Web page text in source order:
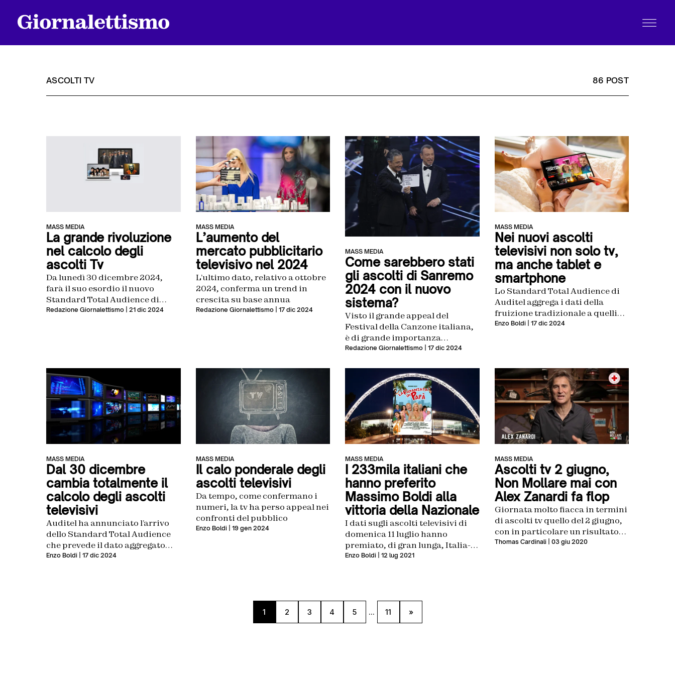
ASCOLTI TV 86 POST
MASS MEDIA
La grande rivoluzione
nel calcolo degli
ascolti Tv
Da lunedì 30 dicembre 2024,
farà il suo esordio il nuovo
Standard Total Audience di
Auditel. Nel dato aggregato
Redazione Giornalettismo | 21 dic 2024
MASS MEDIA
L’aumento del
mercato pubblicitario
televisivo nel 2024
L’ultimo dato, relativo a ottobre
2024, conferma un trend in
crescita su base annua
Redazione Giornalettismo| 17 dic 2024
MASS MEDIA
Come sarebbero stati
gli ascolti di Sanremo
2024 con il nuovo
sistema?
Visto il grande appeal del
Festival della Canzone italiana,
è di grande importanza
comprendere l’impatto del
di Auditel
Redazione Giornalettismo | 17 dic 2024
MASS MEDIA
Nei nuovi ascolti
televisivi non solo tv,
ma anche tablet e
smartphone
Lo Standard Total Audience di
Auditel aggrega i dati della
fruizione tradizionale a quelli
dei dispositivi connessi
Enzo Boldi| 17 dic 2024
MASS MEDIA
Dal 30 dicembre
cambia totalmente il
calcolo degli ascolti
televisivi
Auditel ha annunciato l’arrivo
dello Standard Total Audience
che prevede il dato aggregato
della fruizione tv e di quella dai
Enzo Boldi | 17 dic 2024
MASS MEDIA
Il calo ponderale degli
ascolti televisivi
Da tempo, come confermano i
numeri, la tv ha perso appeal nei
confronti del pubblico
Enzo Boldi| 19 gen 2024
MASS MEDIA
I 233mila italiani che
hanno preferito
Massimo Boldi alla
vittoria della Nazionale
I dati sugli ascolti televisivi di
domenica 11 luglio hanno
premiato, di gran lunga, Italia-
Inghilterra. Ma ci sono molti
Enzo Boldi | 12 lug 2021
MASS MEDIA
Ascolti tv 2 giugno,
Non Mollare mai con
Alex Zanardi fa flop
Giornata molto fiacca in termini
di ascolti tv quello del 2 giugno,
con in particolare un risultato
ben al di sotto delle aspettative
Thomas Cardinali| 03 giu 2020
1 2 3 4 5 ... 11 »